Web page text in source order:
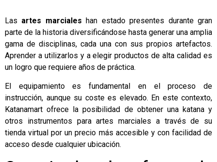
Las artes marciales han estado presentes durante gran
parte de la historia diversificándose hasta generar una amplia
gama de disciplinas, cada una con sus propios artefactos.
Aprender a utilizarlos y a elegir productos de alta calidad es
un logro que requiere años de práctica.
El equipamiento es fundamental en el proceso de
instrucción, aunque su coste es elevado. En este contexto,
Katanamart ofrece la posibilidad de obtener una katanay
otros instrumentos para artes marciales a través de su
tienda virtual por un precio más accesible y con facilidad de
acceso desde cualquier ubicación.